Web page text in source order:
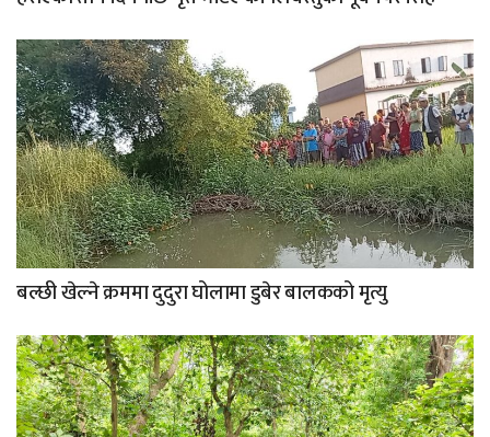
बल्छी खेल्ने क्रममा दुदुरा घोलामा डुबेर बालकको मृत्यु